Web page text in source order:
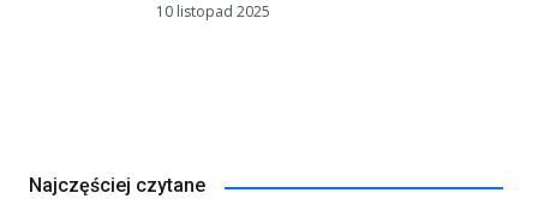
10 listopad 2025
Najczęściej czytane